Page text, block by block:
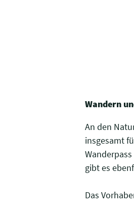
Wandern
An den
insgesamt
gibt es
Das